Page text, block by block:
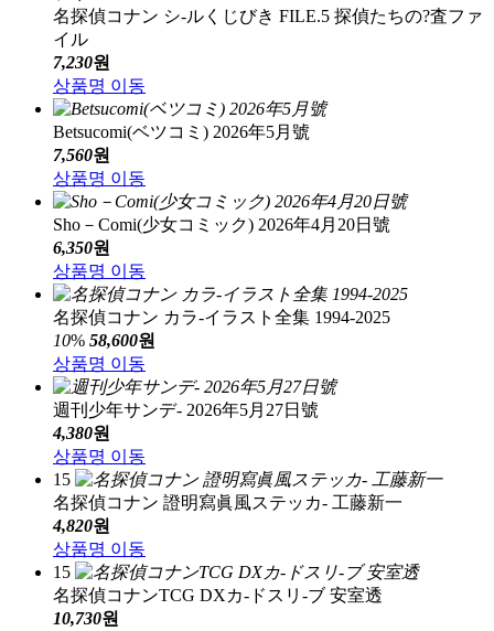
名探偵コナン シ-ルくじびき FILE.5 探偵たちの?査ファ
イル
7,230원
상품명 이동
Betsucomi(ベツコミ) 2026年5月號
7,560원
상품명 이동
Sho－Comi(少女コミック) 2026年4月20日號
6,350원
상품명 이동
名探偵コナン カラ-イラスト全集 1994-2025
10% 58,600원
상품명 이동
週刊少年サンデ- 2026年5月27日號
4,380원
상품명 이동
15
名探偵コナン 證明寫眞風ステッカ- 工藤新一
4,820원
상품명 이동
15
名探偵コナンTCG DXカ-ドスリ-ブ 安室透
10,730원